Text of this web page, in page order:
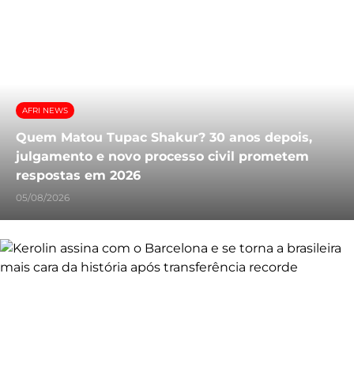
AFRI NEWS
Quem Matou Tupac Shakur? 30 anos depois,
julgamento e novo processo civil prometem
respostas em 2026
05/08/2026